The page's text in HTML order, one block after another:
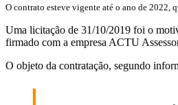
O contrato esteve vigente até o ano de 2022,
Uma licitação de 31/10/2019 foi o
firmado com a empresa ACTU
O objeto da contratação, segundo